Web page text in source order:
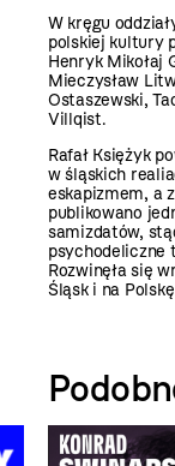
W kręgu
polskiej kultury
Henryk Mikołaj
Mieczysław
Ostaszewski,
Villqist.
Rafał Księżyk
w śląskich
eskapizmem, a
publikowano
samizdatów,
psychodeliczne
Rozwinęła się
Śląsk i na